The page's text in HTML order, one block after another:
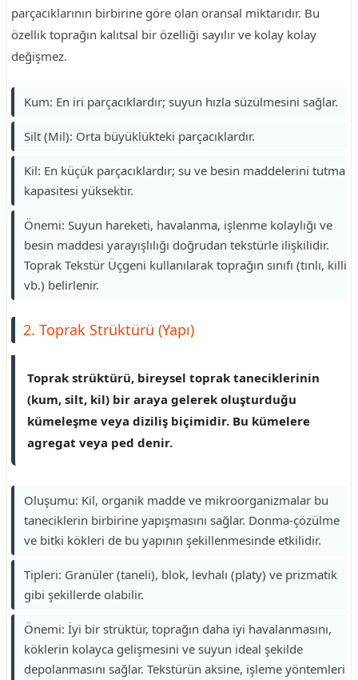
parçacıklarının birbirine göre olan oransal miktarıdır. Bu
özellik toprağın kalıtsal bir özelliği sayılır ve kolay kolay
değişmez.
Kum: En iri parçacıklardır; suyun hızla süzülmesini sağlar.
Silt (Mil): Orta büyüklükteki parçacıklardır.
Kil: En küçük parçacıklardır; su ve besin maddelerini tutma
kapasitesi yüksektir.
Önemi: Suyun hareketi, havalanma, işlenme kolaylığı ve
besin maddesi yarayışlılığı doğrudan tekstürle ilişkilidir.
Toprak Tekstür Üçgeni kullanılarak toprağın sınıfı (tınlı, killi
vb.) belirlenir.
2. Toprak Strüktürü (Yapı)
Toprak strüktürü, bireysel toprak taneciklerinin
(kum, silt, kil) bir araya gelerek oluşturduğu
kümeleşme veya diziliş biçimidir. Bu kümelere
agregat veya ped denir.
Oluşumu: Kil, organik madde ve mikroorganizmalar bu
taneciklerin birbirine yapışmasını sağlar. Donma-çözülme
ve bitki kökleri de bu yapının şekillenmesinde etkilidir.
Tipleri: Granüler (taneli), blok, levhalı (platy) ve prizmatik
gibi şekillerde olabilir.
Önemi: İyi bir strüktür, toprağın daha iyi havalanmasını,
köklerin kolayca gelişmesini ve suyun ideal şekilde
depolanmasını sağlar. Tekstürün aksine, işleme yöntemleri